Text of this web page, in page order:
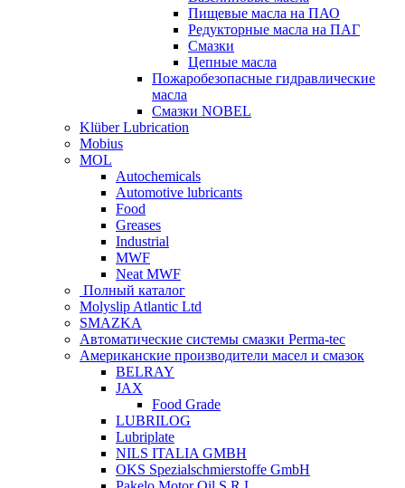
Пищевые масла на ПАО
Редукторные масла на ПАГ
Смазки
Цепные масла
Пожаробезопасные гидравлические
масла
Смазки NOBEL
Klüber Lubrication
Mobius
MOL
Autochemicals
Automotive lubricants
Food
Greases
Industrial
MWF
Neat MWF
Полный каталог
Molyslip Atlantic Ltd
SMAZKA
Автоматические системы смазки Perma-tec
Американские производители масел и смазок
BELRAY
JAX
Food Grade
LUBRILOG
Lubriplate
NILS ITALIA GMBH
OKS Spezialschmierstoffe GmbH